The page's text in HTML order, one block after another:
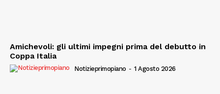
Amichevoli: gli ultimi impegni prima del debutto in
Coppa Italia
Notizieprimopiano - 1 Agosto 2026